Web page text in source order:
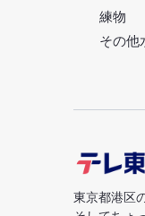
練物
その他
東京都港区